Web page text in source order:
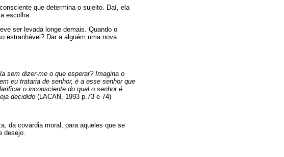
que determina o sujeito. Daí, ela
escolha.
ser levada longe demais. Quando o
estranhável? Dar a alguém uma nova
sem dizer-me o que esperar? Imagina o
eu trataria de senhor, é a esse senhor que
o inconsciente do qual o senhor é
decidido (LACAN, 1993 p.73 e 74)
da covardia moral, para aqueles que se
desejo.